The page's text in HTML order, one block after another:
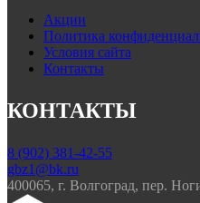
Акции
Политика
Условия сайта
Контакты
КОНТАКТЫ
8 (902) 381-42-55
gbz1@bk.ru
400065, г. Волгоград, пер.